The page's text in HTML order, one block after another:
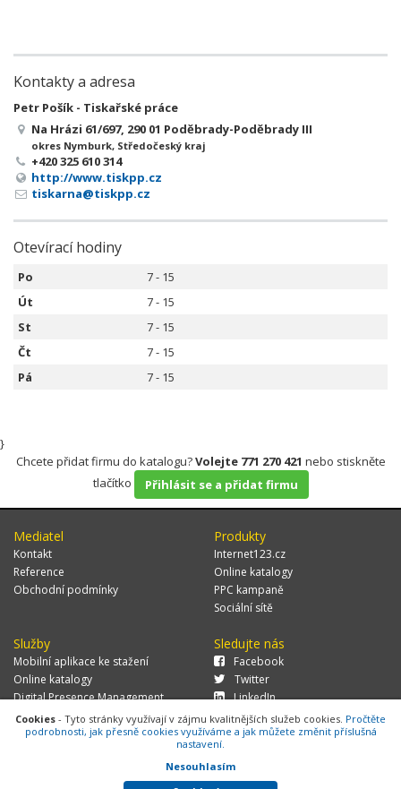
Kontakty a adresa
Petr Pošík - Tiskařské práce
Na Hrázi 61/697, 290 01 Poděbrady-Poděbrady III
okres Nymburk, Středočeský kraj
+420 325 610 314
http://www.tiskpp.cz
tiskarna@tiskpp.cz
Otevírací hodiny
Po
7 - 15
Út
7 - 15
St
7 - 15
Čt
7 - 15
Pá
7 - 15
}
Chcete přidat firmu do katalogu?Volejte 771 270 421 nebo stiskněte
tlačítko
Přihlásit se a přidat firmu
Mediatel
Kontakt
Reference
Obchodní podmínky
Produkty
Internet123.cz
Online katalogy
PPC kampaně
Sociální sítě
Služby
Mobilní aplikace ke stažení
Online katalogy
Digital Presence Management
Více zákazníků
Sledujte nás
Facebook
Twitter
LinkedIn
© 2026 MEDIATEL CZ, s.r.o.,Za Potokem 46/4, 106 00 Praha 10, tel.:
Cookies - Tyto stránky využívají v zájmu kvalitnějších služeb cookies. Pročtěte
podrobnosti, jak přesně cookies využíváme a jak můžete změnit příslušná
nastavení.
Nesouhlasím